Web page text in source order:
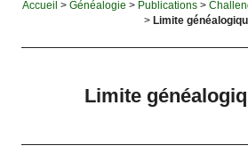
Accueil > Généalogie > Publications >
> Limite
Limite